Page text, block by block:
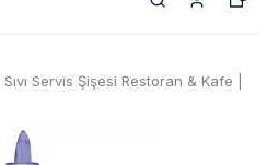
Servis Şişesi Restoran & Kafe |